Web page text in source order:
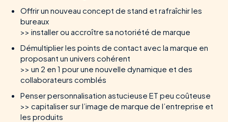
Offrir un nouveau concept de stand et rafraîchir les
bureaux
>> installer ou accroître sa notoriété de marque
Démultiplier les points de contact avec la marque en
proposant un univers cohérent
>> un 2 en 1 pour une nouvelle dynamique et des
collaborateurs comblés
Penser personnalisation astucieuse ET peu coûteuse
>> capitaliser sur l’image de marque de l’entreprise et
les produits